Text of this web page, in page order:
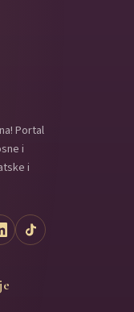
Portal
i
i